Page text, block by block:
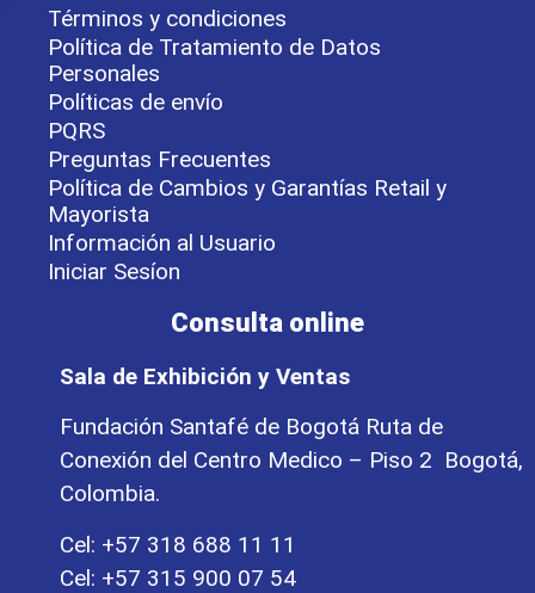
Términos y condiciones
Política de Tratamiento de Datos
Personales
Políticas de envío
PQRS
Preguntas Frecuentes
Política de Cambios y Garantías Retail y
Mayorista
Información al Usuario
Iniciar Sesíon
Consulta online
Sala de Exhibición y Ventas
Fundación Santafé de Bogotá Ruta de
Conexión del Centro Medico – Piso 2 Bogotá,
Colombia.
Cel: +57 318 688 11 11
Cel: +57 315 900 07 54